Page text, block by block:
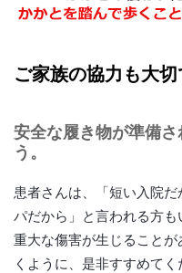
ご家族の協力も大切
安全な履き物が準備
う。
患者さんは、「短い入院
パだから」と言われる方
重大な傷害が生じること
くように、是非すすめてく